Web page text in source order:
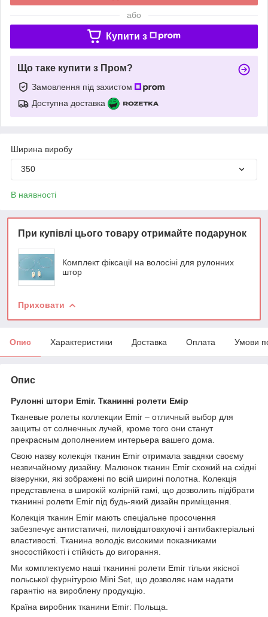
або
Купити з
Що таке купити з Пром?
Замовлення під захистом
Доступна доставка
Ширина виробу
350
В наявності
При купівлі цього товару отримайте подарунок
Комплект фіксації на волосіні для рулонних
штор
Приховати
Опис Характеристики Доставка Оплата Умови
Опис
Рулонні штори Emir. Тканинні ролети Емір
Тканевые ролеты коллекции Emir – отличный выбор для
защиты от солнечных лучей, кроме того они станут
прекрасным дополнением интерьера вашего дома.
Свою назву колекція тканин Emir отримала завдяки своєму
незвичайному дизайну. Малюнок тканин Emir схожий на східні
візерунки, які зображені по всій ширині полотна. Колекція
представлена в широкій колірній гамі, що дозволить підібрати
тканинні ролети Emir під будь-який дизайн приміщення.
Колекція тканин Emir мають спеціальне просочення
забезпечує антистатичні, пиловідштовхуючі і антибактеріальні
властивості. Тканина володіє високими показниками
зносостійкості і стійкість до вигорання.
Ми комплектуємо наші тканинні ролети Emir тільки якісної
польської фурнітурою Mini Set, що дозволяє нам надати
гарантію на вироблену продукцію.
Країна виробник тканини Emir: Польща.